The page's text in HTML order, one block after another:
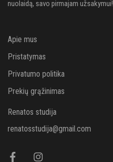
nuolaidą, savo pirmajam užsakymui!
Apie mus
Pristatymas
Privatumo politika
Prekių grąžinimas
Renatos studija
renatosstudija@gmail.com